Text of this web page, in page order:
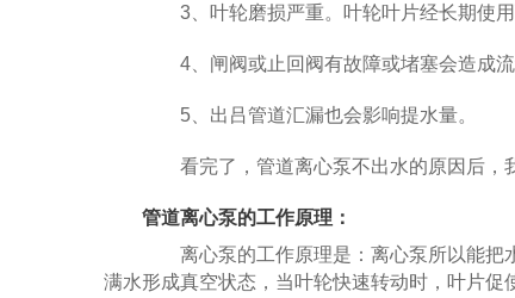
3、叶轮磨损严重。叶轮叶片经长期使用
4、闸阀或止回阀有故障或堵塞会造成流
5、出吕管道汇漏也会影响提水量。
看完了，管道离心泵不出水的原因后，
管道离心泵的工作原理：
离心泵的工作原理是：离心泵所以能把
满水形成真空状态，当叶轮快速转动时，叶片